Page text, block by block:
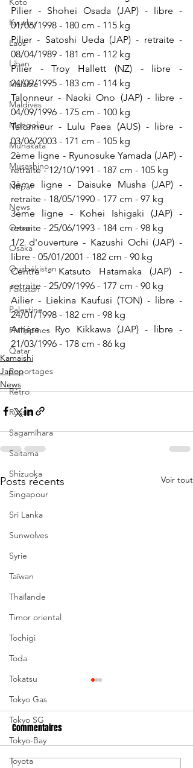
Kyushu
Laos
Liban
Malaisie
Maldives
Mongolie
Munakata
Musashino
Népal
News
Oman
Osaka
Ouzbékistan
Pakistan
Palestine
Philippines
Qatar
Reportages
Rétro
Russie
Sagamihara
Saitama
Shizuoka
Singapour
Sri Lanka
Sunwolves
Syrie
Taïwan
Thaïlande
Timor oriental
Tochigi
Toda
Tokatsu
Tokyo Gas
Tokyo SG
Tokyo-Bay
Toyota
Pilier - Shohei Osada (JAP) - libre -
01/06/1998 - 180 cm - 115 kg
Pilier - Satoshi Ueda (JAP) - retraite -
08/04/1989 - 181 cm - 112 kg
Pilier - Troy Hallett (NZ) - libre -
24/09/1995 - 183 cm - 114 kg
Talonneur - Naoki Ono (JAP) - libre -
04/09/1996 - 175 cm - 100 kg
Talonneur - Lulu Paea (AUS) - libre -
03/06/2003 - 171 cm - 105 kg
2ème ligne - Ryunosuke Yamada (JAP) -
retraite - 12/10/1991 - 187 cm - 105 kg
3ème ligne - Daisuke Musha (JAP) -
retraite - 18/05/1990 - 177 cm - 97 kg
3ème ligne - Kohei Ishigaki (JAP) -
retraite - 25/06/1993 - 184 cm - 98 kg
1/2 d'ouverture - Kazushi Ochi (JAP) -
libre - 05/01/2001 - 182 cm - 90 kg
Centre - Katsuto Hatamaka (JAP) -
retraite - 25/09/1996 - 177 cm - 90 kg
Ailier - Liekina Kaufusi (TON) - libre -
24/01/1998 - 182 cm - 98 kg
Arrière - Ryo Kikkawa (JAP) - libre -
21/03/1996 - 178 cm - 86 kg
Kamaishi
Japon
News
Posts récents Voir tout
Commentaires